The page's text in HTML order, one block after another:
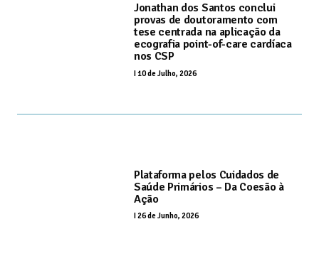
Jonathan dos Santos conclui
provas de doutoramento com
tese centrada na aplicação da
ecografia point-of-care cardíaca
nos CSP
I10 de Julho, 2026
Plataforma pelos Cuidados de
Saúde Primários – Da Coesão à
Ação
I26 de Junho, 2026